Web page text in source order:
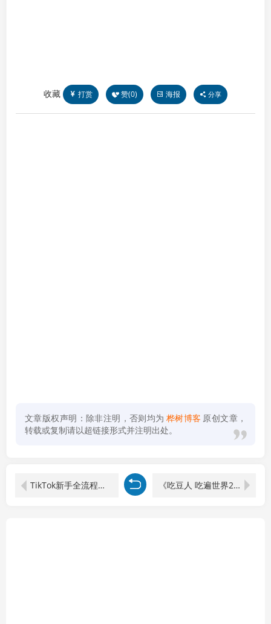
收藏 打赏 赞(0) 海报 分享
文章版权声明：除非注明，否则均为 桦树博客 原创文章，
转载或复制请以超链接形式并注明出处。
TikTok新手全流程操作课：爱思助手刷机+激活设置+下载网络配置一键搞定 《吃豆人 吃遍世界2》中文版